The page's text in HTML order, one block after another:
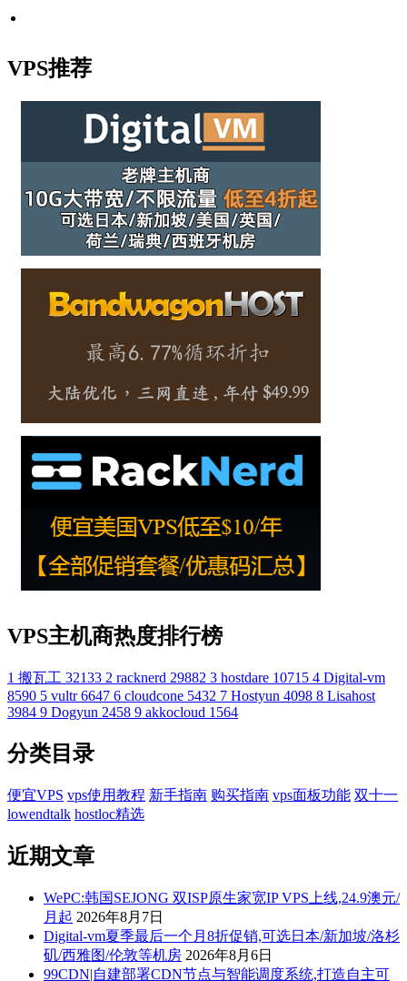
VPS推荐
VPS主机商热度排行榜
1 搬瓦工 32133 2 racknerd 29882 3 hostdare 10715 4 Digital-vm
8590 5 vultr 6647 6 cloudcone 5432 7 Hostyun 4098 8 Lisahost
3984 9 Dogyun 2458 9 akkocloud 1564
分类目录
便宜VPS vps使用教程 新手指南 购买指南 vps面板功能 双十一
lowendtalk hostloc精选
近期文章
WePC:韩国SEJONG 双ISP原生家宽IP VPS上线,24.9澳元/
月起 2026年8月7日
Digital-vm夏季最后一个月8折促销,可选日本/新加坡/洛杉
矶/西雅图/伦敦等机房 2026年8月6日
99CDN|自建部署CDN节点与智能调度系统,打造自主可